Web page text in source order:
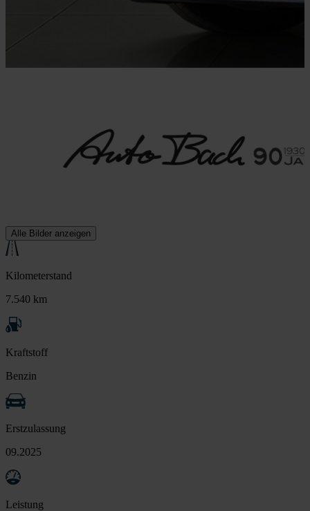
Alle Bilder anzeigen
Kilometerstand
7.540 km
Kraftstoff
Benzin
Erstzulassung
09.2025
Leistung